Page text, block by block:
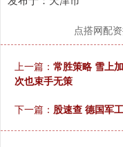
点搭网配
上一篇： 常胜策略 雪上
次也束手无策
下一篇： 股速查 德国军